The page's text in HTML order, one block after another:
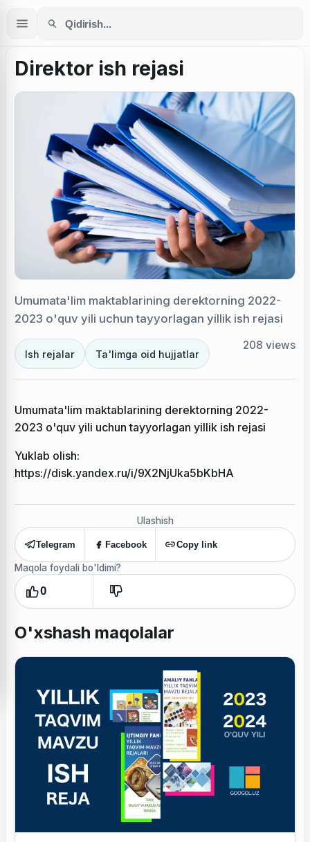
Direktor ish rejasi
Umumata'lim maktablarining derektorning 2022-
2023 o'quv yili uchun tayyorlagan yillik ish rejasi
Ish rejalar Ta'limga oid hujjatlar
208 views
Umumata'lim maktablarining derektorning 2022-
2023 o'quv yili uchun tayyorlagan yillik ish rejasi
Yuklab olish:
https://disk.yandex.ru/i/9X2NjUka5bKbHA
Ulashish
Telegram Facebook Copy link
Maqola foydali bo'ldimi?
0
O'xshash maqolalar